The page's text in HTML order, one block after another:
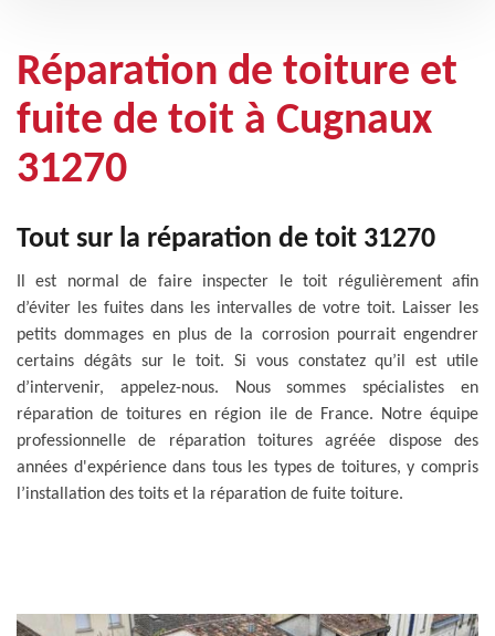
Réparation de toiture et
fuite de toit à Cugnaux
31270
Tout sur la réparation de toit 31270
Il est normal de faire inspecter le toit régulièrement afin
d’éviter les fuites dans les intervalles de votre toit. Laisser les
petits dommages en plus de la corrosion pourrait engendrer
certains dégâts sur le toit. Si vous constatez qu’il est utile
d’intervenir, appelez-nous. Nous sommes spécialistes en
réparation de toitures en région ile de France. Notre équipe
professionnelle de réparation toitures agréée dispose des
années d'expérience dans tous les types de toitures, y compris
l’installation des toits et la réparation de fuite toiture.